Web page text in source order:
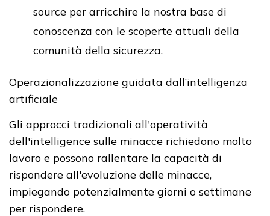
source per arricchire la nostra base di
conoscenza con le scoperte attuali della
comunità della sicurezza.
Operazionalizzazione guidata dall’intelligenza
artificiale
Gli approcci tradizionali all'operatività
dell'intelligence sulle minacce richiedono molto
lavoro e possono rallentare la capacità di
rispondere all'evoluzione delle minacce,
impiegando potenzialmente giorni o settimane
per rispondere.